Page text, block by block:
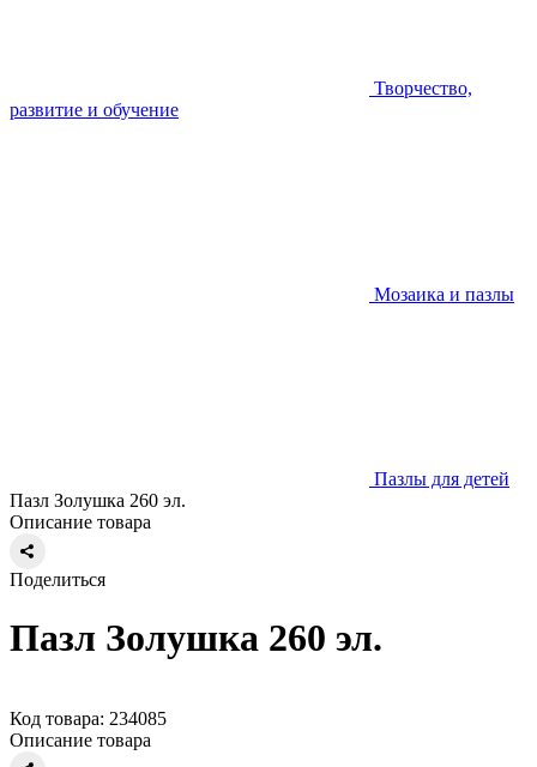
Творчество,
развитие и обучение
Мозаика и пазлы
Пазлы для детей
Пазл Золушка 260 эл.
Описание товара
Поделиться
Пазл Золушка 260 эл.
Код товара: 234085
Описание товара